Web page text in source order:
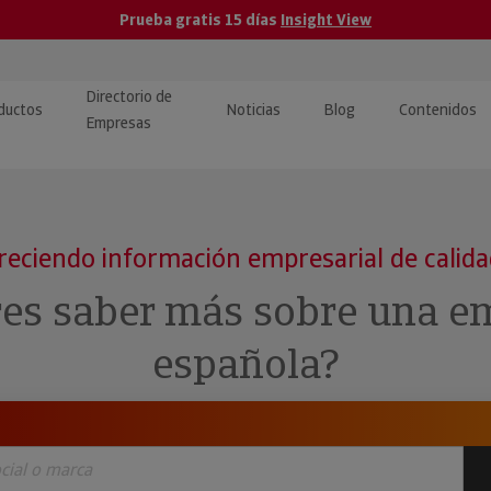
Prueba gratis 15 días Insight View
y ERP
· Recuperación de
Directorio de
Empresas
Noticias Blog Contenidos
Pública
Investigada
información empresarial de
saber más sobre una
española?